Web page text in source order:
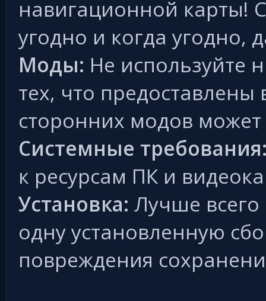
навигационной карты!
угодно и когда угодно,
Моды: Не используйте
тех, что предоставлены
сторонних модов может
Системные
к ресурсам ПК и
Установка: Лучше
одну установленную
повреждения